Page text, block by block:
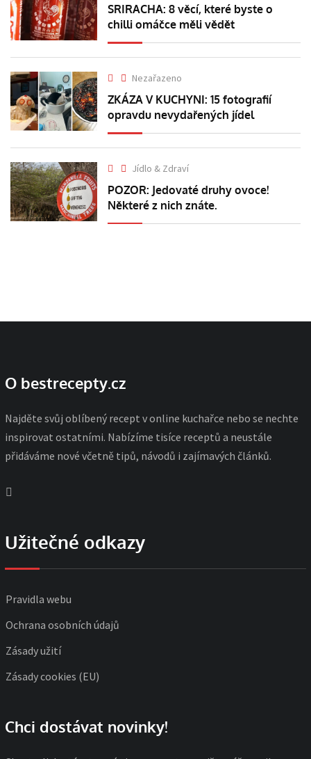
SRIRACHA: 8 věcí, které byste o
chilli omáčce měli vědět
Nezařazeno
ZKÁZA V KUCHYNI: 15 fotografií
opravdu nevydařených jídel
Jídlo & Zdraví
POZOR: Jedovaté druhy ovoce!
Některé z nich znáte.
O bestrecepty.cz
Najděte svůj oblíbený recept v online kuchařce nebo se nechte
inspirovat ostatními. Nabízíme tisíce receptů a neustále
přidáváme nové včetně tipů, návodů i zajímavých článků.
Užitečné odkazy
Pravidla webu
Ochrana osobních údajů
Zásady užití
Zásady cookies (EU)
Chci dostávat novinky!